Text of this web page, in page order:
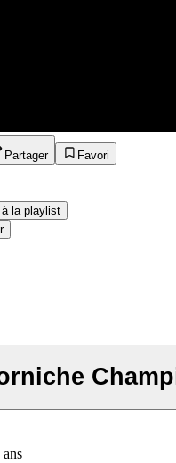
Partager
Favori
la playlist